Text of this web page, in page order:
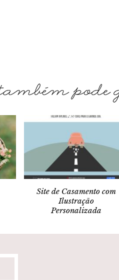
Site de Casamento com
Ilustração
Personalizada